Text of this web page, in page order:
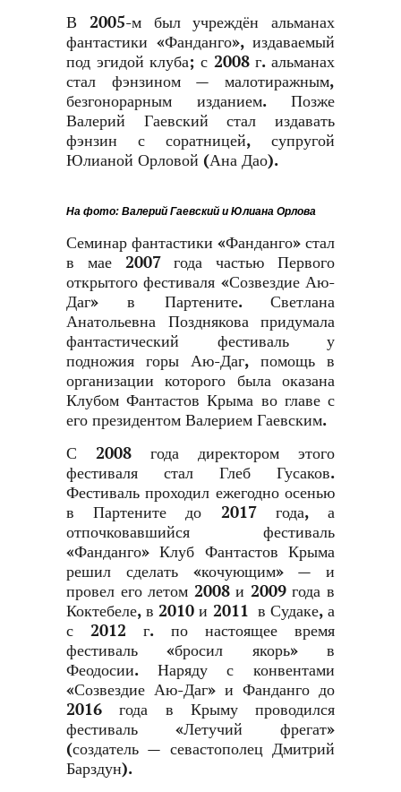
В 2005-м был учреждён альманах
фантастики «Фанданго», издаваемый
под эгидой клуба; с 2008 г. альманах
стал фэнзином — малотиражным,
безгонорарным изданием. Позже
Валерий Гаевский стал издавать
фэнзин с соратницей, супругой
Юлианой Орловой (Ана Дао).
На фото: Валерий Гаевский и Юлиана Орлова
Семинар фантастики «Фанданго» стал
в мае 2007 года частью Первого
открытого фестиваля «Созвездие Аю-
Даг» в Партените. Светлана
Анатольевна Позднякова придумала
фантастический фестиваль у
подножия горы Аю-Даг, помощь в
организации которого была оказана
Клубом Фантастов Крыма во главе с
его президентом Валерием Гаевским.
С 2008 года директором этого
фестиваля стал Глеб Гусаков.
Фестиваль проходил ежегодно осенью
в Партените до 2017 года, а
отпочковавшийся фестиваль
«Фанданго» Клуб Фантастов Крыма
решил сделать «кочующим» — и
провел его летом 2008 и 2009 года в
Коктебеле, в 2010 и 2011 в Судаке, а
с 2012 г. по настоящее время
фестиваль «бросил якорь» в
Феодосии. Наряду с конвентами
«Созвездие Аю-Даг» и Фанданго до
2016 года в Крыму проводился
фестиваль «Летучий фрегат»
(создатель — севастополец Дмитрий
Барздун).